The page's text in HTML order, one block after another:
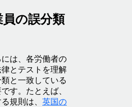
の誤分類
は、各労働者の
とテストを理解
と一致している
す。たとえば、
規則は、 英国の